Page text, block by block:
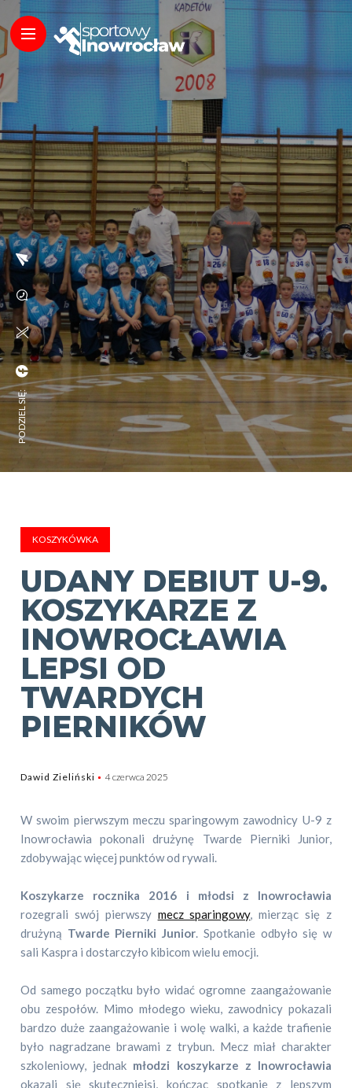
PODZIEL SIĘ:
KOSZYKÓWKA
UDANY DEBIUT U-9.
KOSZYKARZE Z
INOWROCŁAWIA
LEPSI OD
TWARDYCH
PIERNIKÓW
Dawid Zieliński 4 czerwca 2025
W swoim pierwszym meczu sparingowym zawodnicy U-9 z
Inowrocławia pokonali drużynę Twarde Pierniki Junior,
zdobywając więcej punktów od rywali.
Koszykarze rocznika 2016 i młodsi z Inowrocławia
rozegrali swój pierwszy mecz sparingowy, mierząc się z
drużyną Twarde Pierniki Junior. Spotkanie odbyło się w
sali Kaspra i dostarczyło kibicom wielu emocji.
Od samego początku było widać ogromne zaangażowanie
obu zespołów. Mimo młodego wieku, zawodnicy pokazali
bardzo duże zaangażowanie i wolę walki, a każde trafienie
było nagradzane brawami z trybun. Mecz miał charakter
szkoleniowy, jednak młodzi koszykarze z Inowrocławia
okazali się skuteczniejsi, kończąc spotkanie z lepszym